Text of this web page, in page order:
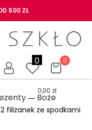
500 ZŁ
0 0
0,00 zł
― Boże
filiżanek ze spodkami